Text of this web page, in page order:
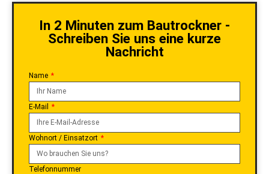
In 2 Minuten zum Bautrockner -
Schreiben Sie uns eine kurze
Nachricht
Name
E-Mail
Wohnort / Einsatzort
Telefonnummer